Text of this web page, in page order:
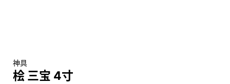
神具
桧 三宝 4寸